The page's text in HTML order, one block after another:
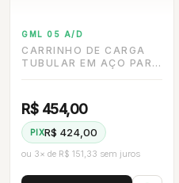
GML 05 A/D
CARRINHO DE CARGA
TUBULAR EM AÇO PARA
R$ 454,00
PIXR$ 424,00
ou 3× de R$ 151,33 sem juros